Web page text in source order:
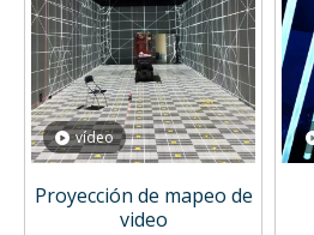
vídeo
Proyección de mapeo de
video